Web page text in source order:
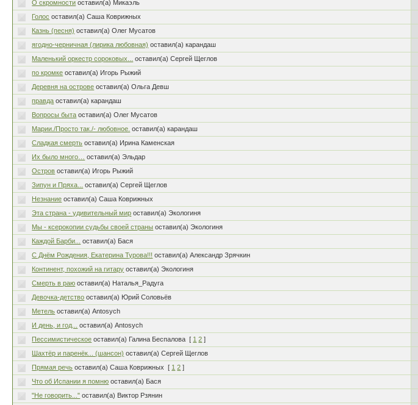
О скромности оставил(а) Микаэль
Голос оставил(а) Саша Коврижных
Казнь (песня) оставил(а) Олег Мусатов
ягодно-черничная (лирика любовная) оставил(а) карандаш
Маленький оркестр сороковых...
оставил(а) Сергей Щеглов
по кромке оставил(а) Игорь Рыжий
Деревня на острове оставил(а) Ольга Девш
правда оставил(а) карандаш
Вопросы быта оставил(а) Олег Мусатов
Марии./Просто так./- любовное. оставил(а) карандаш
Сладкая смерть оставил(а) Ирина Каменская
Их было много…
оставил(а) Эльдар
Остров оставил(а) Игорь Рыжий
Зипун и Пряха...
оставил(а) Сергей Щеглов
Незнание оставил(а) Саша Коврижных
Эта страна - удивительный мир оставил(а) Экологиня
Мы - ксерокопии судьбы своей страны оставил(а) Экологиня
Каждой Барби...
оставил(а) Бася
С Днём Рождения, Екатерина Турова!!! оставил(а) Александр Зрячкин
Континент, похожий на гитару оставил(а) Экологиня
Смерть в раю оставил(а) Наталья_Радуга
Девочка-детство оставил(а) Юрий Соловьёв
Метель оставил(а) Antosych
И день, и год...
оставил(а) Antosych
Пессимистическое оставил(а) Галина Беспалова [ 1 2 ]
Шахтёр и паренёк... (шансон) оставил(а) Сергей Щеглов
Прямая речь оставил(а) Саша Коврижных [ 1 2 ]
Что об Испании я помню оставил(а) Бася
"Не говорить..." оставил(а) Виктор Рзянин